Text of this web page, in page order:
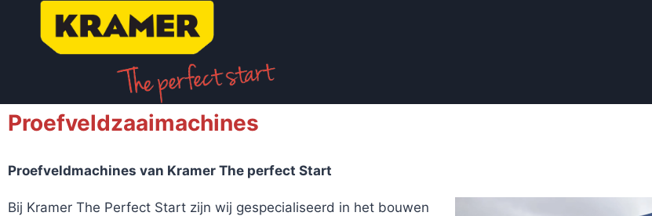
Proefveldzaaimachines
Proefveldmachines van Kramer The perfect Start
Bij Kramer The Perfect Start zijn wij gespecialiseerd in het bouwen